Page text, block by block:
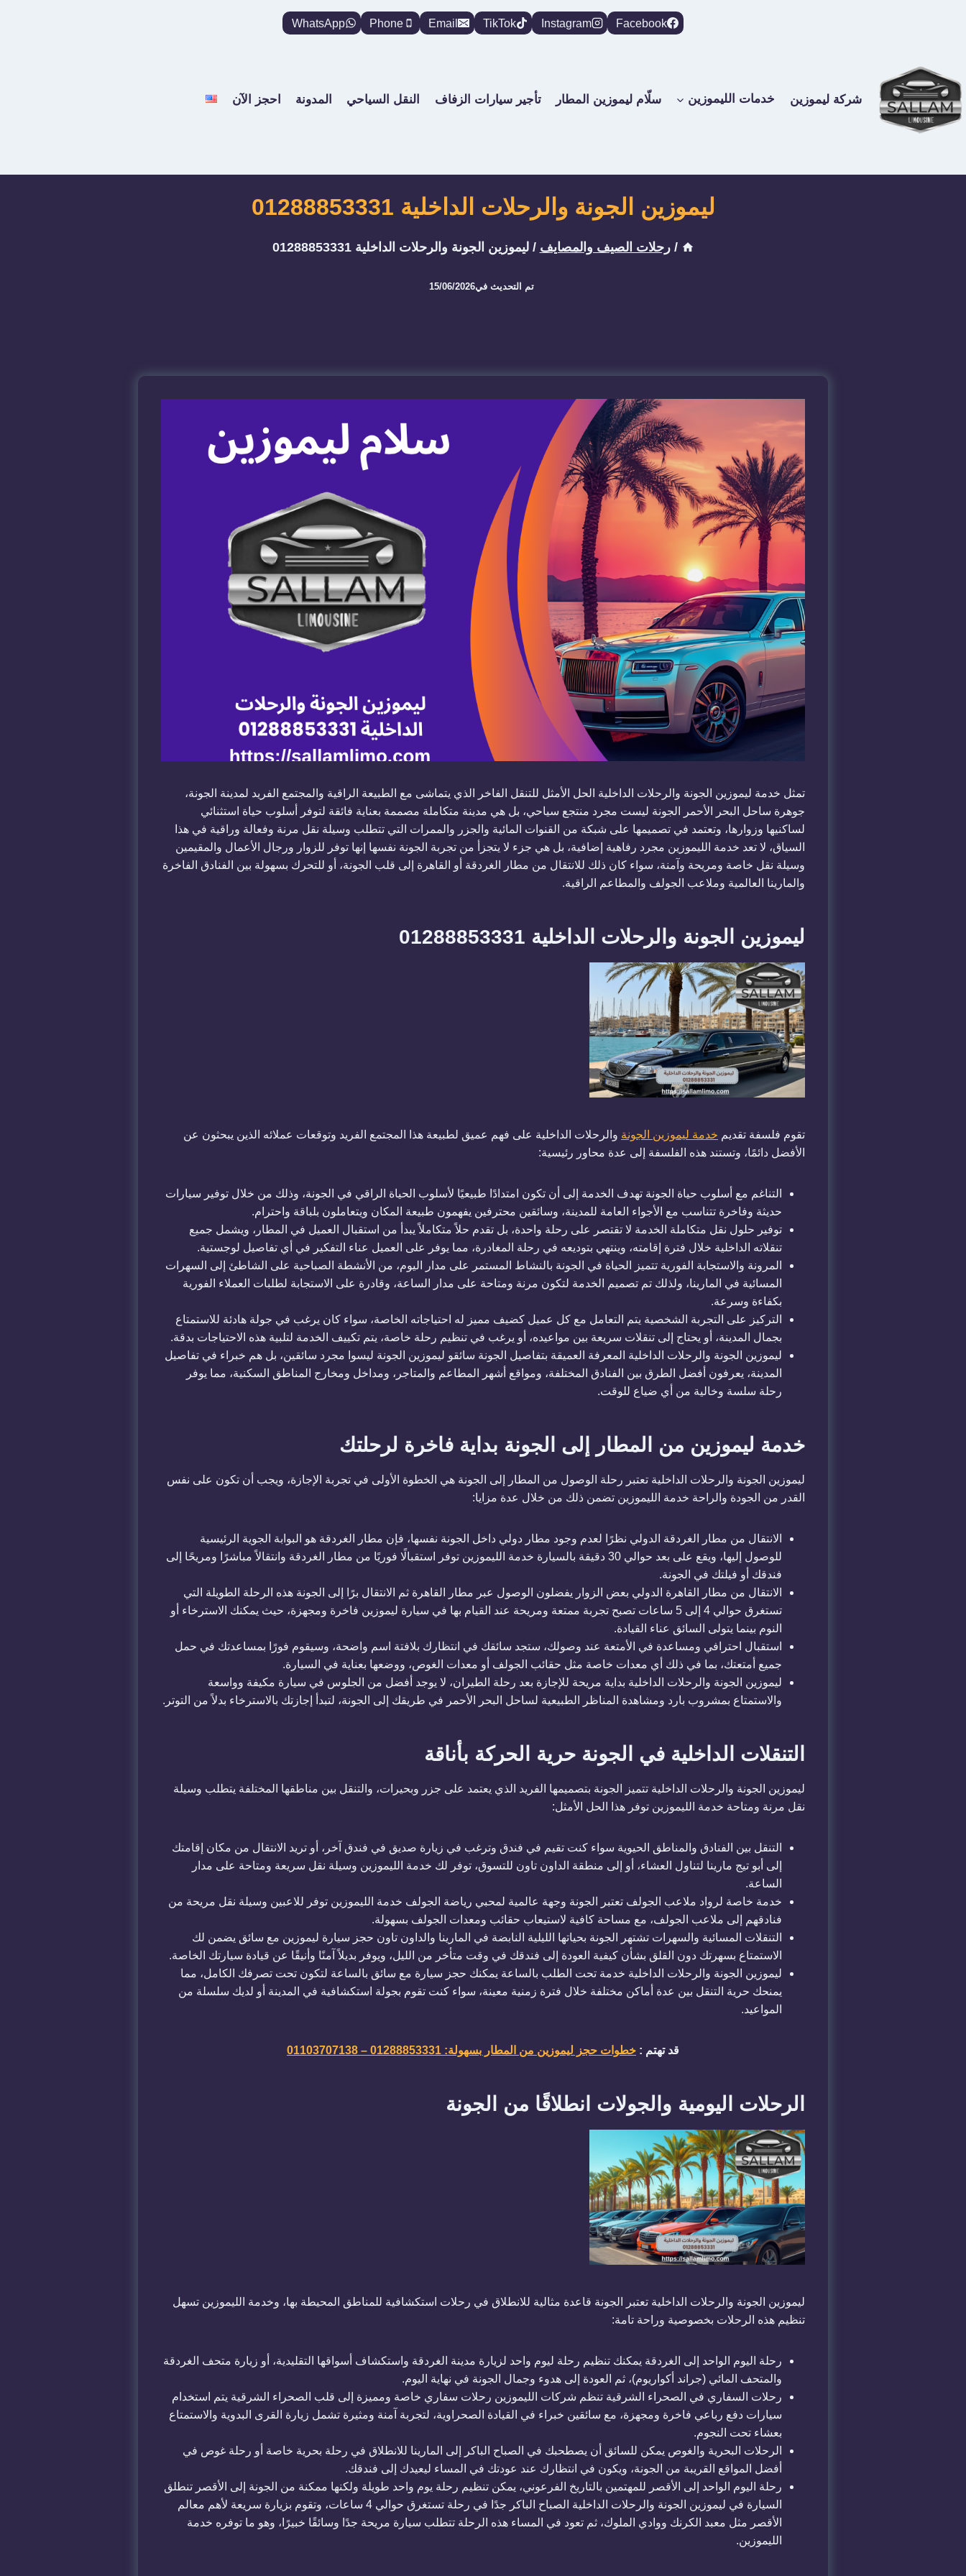
Facebook
Instagram
TikTok
Email
Phone
WhatsApp
شركة ليموزين خدمات الليموزين سلّام ليموزين المطار تأجير سيارات الزفاف النقل السياحي المدونة احجز الآن
ليموزين الجونة والرحلات الداخلية 01288853331
/ رحلات الصيف والمصايف / ليموزين الجونة والرحلات الداخلية 01288853331
تم التحديث في15/06/2026
تمثل خدمة ليموزين الجونة والرحلات الداخلية الحل الأمثل للتنقل الفاخر الذي يتماشى مع الطبيعة الراقية والمجتمع الفريد لمدينة الجونة،
جوهرة ساحل البحر الأحمر الجونة ليست مجرد منتجع سياحي، بل هي مدينة متكاملة مصممة بعناية فائقة لتوفر أسلوب حياة استثنائي
لساكنيها وزوارها، وتعتمد في تصميمها على شبكة من القنوات المائية والجزر والممرات التي تتطلب وسيلة نقل مرنة وفعالة وراقية في هذا
السياق، لا تعد خدمة الليموزين مجرد رفاهية إضافية، بل هي جزء لا يتجزأ من تجربة الجونة نفسها إنها توفر للزوار ورجال الأعمال والمقيمين
وسيلة نقل خاصة ومريحة وآمنة، سواء كان ذلك للانتقال من مطار الغردقة أو القاهرة إلى قلب الجونة، أو للتحرك بسهولة بين الفنادق الفاخرة
والمارينا العالمية وملاعب الجولف والمطاعم الراقية.
ليموزين الجونة والرحلات الداخلية 01288853331
تقوم فلسفة تقديم خدمة ليموزين الجونة والرحلات الداخلية على فهم عميق لطبيعة هذا المجتمع الفريد وتوقعات عملائه الذين يبحثون عن
الأفضل دائمًا، وتستند هذه الفلسفة إلى عدة محاور رئيسية:
التناغم مع أسلوب حياة الجونة تهدف الخدمة إلى أن تكون امتدادًا طبيعيًا لأسلوب الحياة الراقي في الجونة، وذلك من خلال توفير سيارات
حديثة وفاخرة تتناسب مع الأجواء العامة للمدينة، وسائقين محترفين يفهمون طبيعة المكان ويتعاملون بلباقة واحترام.
توفير حلول نقل متكاملة الخدمة لا تقتصر على رحلة واحدة، بل تقدم حلاً متكاملاً يبدأ من استقبال العميل في المطار، ويشمل جميع
تنقلاته الداخلية خلال فترة إقامته، وينتهي بتوديعه في رحلة المغادرة، مما يوفر على العميل عناء التفكير في أي تفاصيل لوجستية.
المرونة والاستجابة الفورية تتميز الحياة في الجونة بالنشاط المستمر على مدار اليوم، من الأنشطة الصباحية على الشاطئ إلى السهرات
المسائية في المارينا، ولذلك تم تصميم الخدمة لتكون مرنة ومتاحة على مدار الساعة، وقادرة على الاستجابة لطلبات العملاء الفورية
بكفاءة وسرعة.
التركيز على التجربة الشخصية يتم التعامل مع كل عميل كضيف مميز له احتياجاته الخاصة، سواء كان يرغب في جولة هادئة للاستمتاع
بجمال المدينة، أو يحتاج إلى تنقلات سريعة بين مواعيده، أو يرغب في تنظيم رحلة خاصة، يتم تكييف الخدمة لتلبية هذه الاحتياجات بدقة.
ليموزين الجونة والرحلات الداخلية المعرفة العميقة بتفاصيل الجونة سائقو ليموزين الجونة ليسوا مجرد سائقين، بل هم خبراء في تفاصيل
المدينة، يعرفون أفضل الطرق بين الفنادق المختلفة، ومواقع أشهر المطاعم والمتاجر، ومداخل ومخارج المناطق السكنية، مما يوفر
رحلة سلسة وخالية من أي ضياع للوقت.
خدمة ليموزين من المطار إلى الجونة بداية فاخرة لرحلتك
ليموزين الجونة والرحلات الداخلية تعتبر رحلة الوصول من المطار إلى الجونة هي الخطوة الأولى في تجربة الإجازة، ويجب أن تكون على نفس
القدر من الجودة والراحة خدمة الليموزين تضمن ذلك من خلال عدة مزايا:
الانتقال من مطار الغردقة الدولي نظرًا لعدم وجود مطار دولي داخل الجونة نفسها، فإن مطار الغردقة هو البوابة الجوية الرئيسية
للوصول إليها، ويقع على بعد حوالي 30 دقيقة بالسيارة خدمة الليموزين توفر استقبالًا فوريًا من مطار الغردقة وانتقالاً مباشرًا ومريحًا إلى
فندقك أو فيلتك في الجونة.
الانتقال من مطار القاهرة الدولي بعض الزوار يفضلون الوصول عبر مطار القاهرة ثم الانتقال برًا إلى الجونة هذه الرحلة الطويلة التي
تستغرق حوالي 4 إلى 5 ساعات تصبح تجربة ممتعة ومريحة عند القيام بها في سيارة ليموزين فاخرة ومجهزة، حيث يمكنك الاسترخاء أو
النوم بينما يتولى السائق عناء القيادة.
استقبال احترافي ومساعدة في الأمتعة عند وصولك، ستجد سائقك في انتظارك بلافتة اسم واضحة، وسيقوم فورًا بمساعدتك في حمل
جميع أمتعتك، بما في ذلك أي معدات خاصة مثل حقائب الجولف أو معدات الغوص، ووضعها بعناية في السيارة.
ليموزين الجونة والرحلات الداخلية بداية مريحة للإجازة بعد رحلة الطيران، لا يوجد أفضل من الجلوس في سيارة مكيفة وواسعة
والاستمتاع بمشروب بارد ومشاهدة المناظر الطبيعية لساحل البحر الأحمر في طريقك إلى الجونة، لتبدأ إجازتك بالاسترخاء بدلاً من التوتر.
التنقلات الداخلية في الجونة حرية الحركة بأناقة
ليموزين الجونة والرحلات الداخلية تتميز الجونة بتصميمها الفريد الذي يعتمد على جزر وبحيرات، والتنقل بين مناطقها المختلفة يتطلب وسيلة
نقل مرنة ومتاحة خدمة الليموزين توفر هذا الحل الأمثل:
التنقل بين الفنادق والمناطق الحيوية سواء كنت تقيم في فندق وترغب في زيارة صديق في فندق آخر، أو تريد الانتقال من مكان إقامتك
إلى أبو تيج مارينا لتناول العشاء، أو إلى منطقة الداون تاون للتسوق، توفر لك خدمة الليموزين وسيلة نقل سريعة ومتاحة على مدار
الساعة.
خدمة خاصة لرواد ملاعب الجولف تعتبر الجونة وجهة عالمية لمحبي رياضة الجولف خدمة الليموزين توفر للاعبين وسيلة نقل مريحة من
فنادقهم إلى ملاعب الجولف، مع مساحة كافية لاستيعاب حقائب ومعدات الجولف بسهولة.
التنقلات المسائية والسهرات تشتهر الجونة بحياتها الليلية النابضة في المارينا والداون تاون حجز سيارة ليموزين مع سائق يضمن لك
الاستمتاع بسهرتك دون القلق بشأن كيفية العودة إلى فندقك في وقت متأخر من الليل، ويوفر بديلاً آمنًا وأنيقًا عن قيادة سيارتك الخاصة.
ليموزين الجونة والرحلات الداخلية خدمة تحت الطلب بالساعة يمكنك حجز سيارة مع سائق بالساعة لتكون تحت تصرفك الكامل، مما
يمنحك حرية التنقل بين عدة أماكن مختلفة خلال فترة زمنية معينة، سواء كنت تقوم بجولة استكشافية في المدينة أو لديك سلسلة من
المواعيد.
قد تهتم : خطوات حجز ليموزين من المطار بسهولة: 01288853331 – 01103707138
الرحلات اليومية والجولات انطلاقًا من الجونة
ليموزين الجونة والرحلات الداخلية تعتبر الجونة قاعدة مثالية للانطلاق في رحلات استكشافية للمناطق المحيطة بها، وخدمة الليموزين تسهل
تنظيم هذه الرحلات بخصوصية وراحة تامة:
رحلة اليوم الواحد إلى الغردقة يمكنك تنظيم رحلة ليوم واحد لزيارة مدينة الغردقة واستكشاف أسواقها التقليدية، أو زيارة متحف الغردقة
والمتحف المائي (جراند أكواريوم)، ثم العودة إلى هدوء وجمال الجونة في نهاية اليوم.
رحلات السفاري في الصحراء الشرقية تنظم شركات الليموزين رحلات سفاري خاصة ومميزة إلى قلب الصحراء الشرقية يتم استخدام
سيارات دفع رباعي فاخرة ومجهزة، مع سائقين خبراء في القيادة الصحراوية، لتجربة آمنة ومثيرة تشمل زيارة القرى البدوية والاستمتاع
بعشاء تحت النجوم.
الرحلات البحرية والغوص يمكن للسائق أن يصطحبك في الصباح الباكر إلى المارينا للانطلاق في رحلة بحرية خاصة أو رحلة غوص في
أفضل المواقع القريبة من الجونة، ويكون في انتظارك عند عودتك في المساء ليعيدك إلى فندقك.
رحلة اليوم الواحد إلى الأقصر للمهتمين بالتاريخ الفرعوني، يمكن تنظيم رحلة يوم واحد طويلة ولكنها ممكنة من الجونة إلى الأقصر تنطلق
السيارة في ليموزين الجونة والرحلات الداخلية الصباح الباكر جدًا في رحلة تستغرق حوالي 4 ساعات، وتقوم بزيارة سريعة لأهم معالم
الأقصر مثل معبد الكرنك ووادي الملوك، ثم تعود في المساء هذه الرحلة تتطلب سيارة مريحة جدًا وسائقًا خبيرًا، وهو ما توفره خدمة
الليموزين.